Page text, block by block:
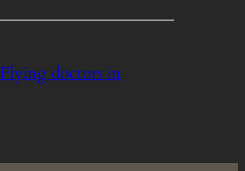
Flying doctors in